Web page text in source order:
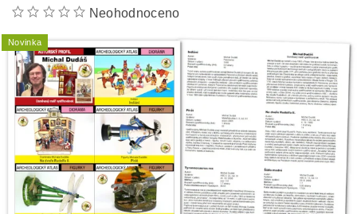
Neohodnoceno
Novinka